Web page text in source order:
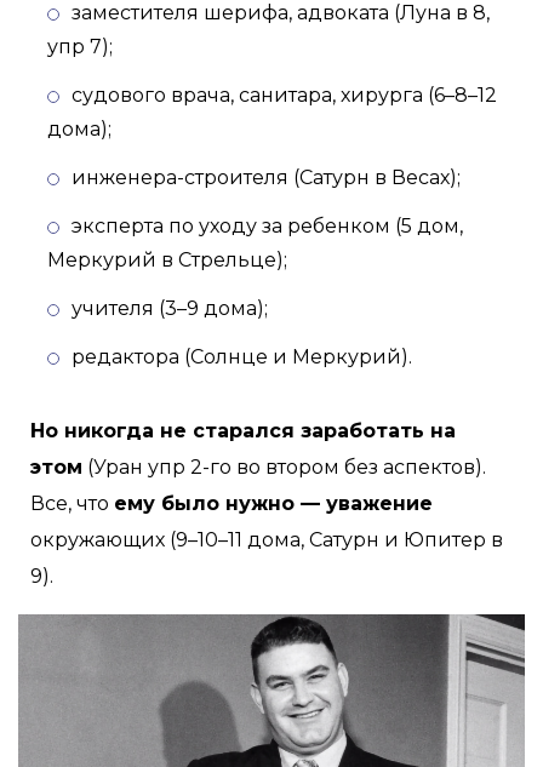
заместителя шерифа, адвоката (Луна в 8,
упр 7);
судового врача, санитара, хирурга (6–8–12
дома);
инженера-строителя (Сатурн в Весах);
эксперта по уходу за ребенком (5 дом,
Меркурий в Стрельце);
учителя (3–9 дома);
редактора (Солнце и Меркурий).
Но никогда не старался заработать на
этом (Уран упр 2-го во втором без аспектов).
Все, что ему было нужно — уважение
окружающих (9–10–11 дома, Сатурн и Юпитер в
9).